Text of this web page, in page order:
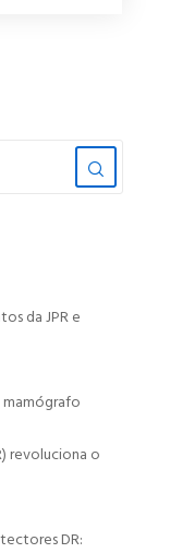
da JPR e
mamógrafo
revoluciona o
DR: